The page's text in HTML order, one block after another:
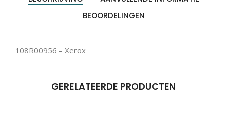
BEOORDELINGEN
108R00956 – Xerox
GERELATEERDE PRODUCTEN
Producten
zoeken ZOEKEN